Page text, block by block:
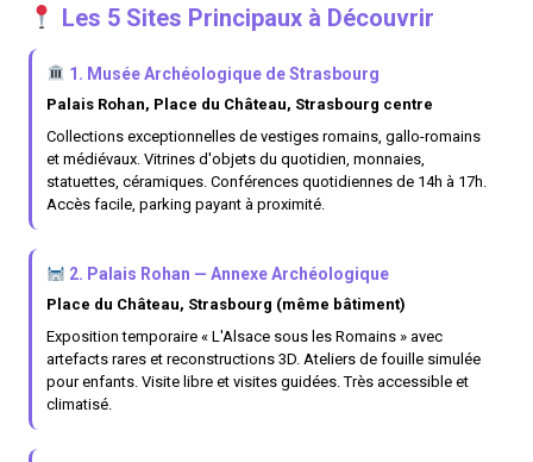
Les 5 Sites Principaux à Découvrir
1. Musée Archéologique de Strasbourg
Palais Rohan, Place du Château, Strasbourg centre
Collections exceptionnelles de vestiges romains, gallo-romains
et médiévaux. Vitrines d'objets du quotidien, monnaies,
statuettes, céramiques. Conférences quotidiennes de 14h à 17h.
Accès facile, parking payant à proximité.
2. Palais Rohan — Annexe Archéologique
Place du Château, Strasbourg (même bâtiment)
Exposition temporaire « L'Alsace sous les Romains » avec
artefacts rares et reconstructions 3D. Ateliers de fouille simulée
pour enfants. Visite libre et visites guidées. Très accessible et
climatisé.